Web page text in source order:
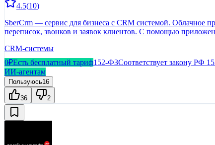
4.5(10)
SberCrm — сервис для бизнеса с CRM системой. Облачное
переписок, звонков и заявок клиентов. С помощью
CRM-системы
0₽Есть бесплатный тариф152-ФЗСоответствует закону РФ
ИИ-агентам
Пользуюсь16
36 2